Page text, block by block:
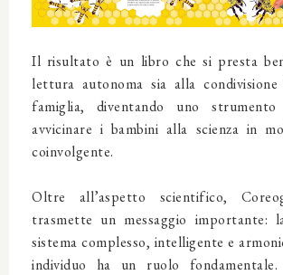
Il risultato è un libro che si presta
lettura autonoma sia alla
famiglia, diventando uno
avvicinare i bambini alla scienza in
coinvolgente.
Oltre all’aspetto scientifico,
trasmette un messaggio importante:
sistema complesso, intelligente e
individuo ha un ruolo fondamentale.